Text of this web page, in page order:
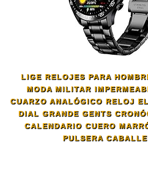
LIGE RELOJES PARA
MODA MILITAR
CUARZO ANALÓGICO RELOJ
DIAL GRANDE GENTS
CALENDARIO CUERO
PULSERA